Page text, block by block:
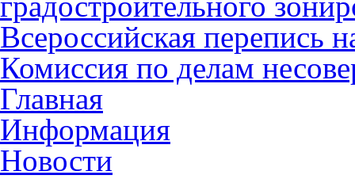
Всероссийская перепись
Комиссия по делам
Главная
Информация
Новости